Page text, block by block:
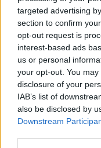
targeted advertising
section to confirm
opt-out request is
interest-based ads
us or personal
your opt-out. You
disclosure of your
IAB’s list of
also be disclosed by
Downstream
Palermo,
conserva
delle